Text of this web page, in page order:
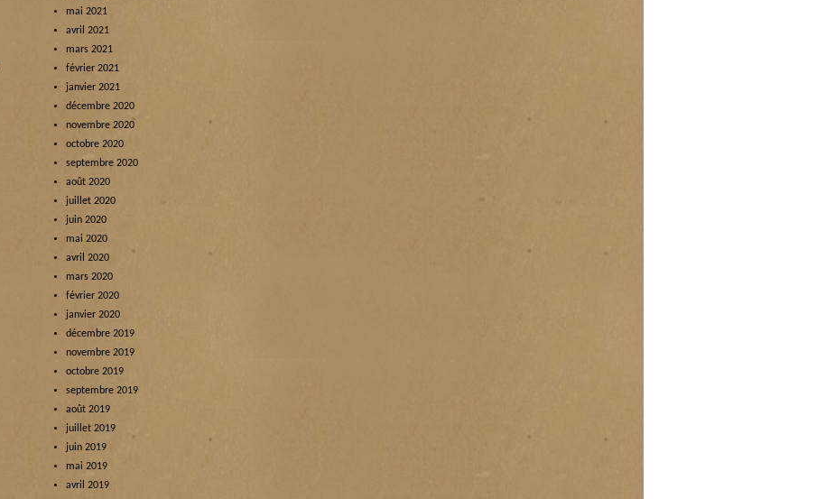
mai 2021
avril 2021
mars 2021
février 2021
janvier 2021
décembre 2020
novembre 2020
octobre 2020
septembre 2020
août 2020
juillet 2020
juin 2020
mai 2020
avril 2020
mars 2020
février 2020
janvier 2020
décembre 2019
novembre 2019
octobre 2019
septembre 2019
août 2019
juillet 2019
juin 2019
mai 2019
avril 2019